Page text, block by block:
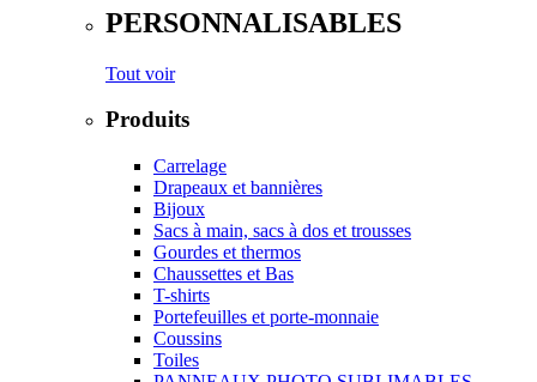
PERSONNALISABLES
Tout voir
Produits
Carrelage
Drapeaux et bannières
Bijoux
Sacs à main, sacs à dos et trousses
Gourdes et thermos
Chaussettes et Bas
T-shirts
Portefeuilles et porte-monnaie
Coussins
Toiles